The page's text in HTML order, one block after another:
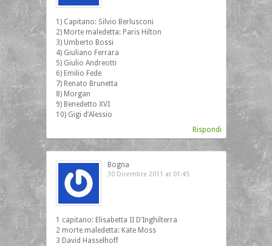
1) Capitano: Silvio Berlusconi
2) Morte maledetta: Paris Hilton
3) Umberto Bossi
4) Giuliano Ferrara
5) Giulio Andreotti
6) Emilio Fede
7) Renato Brunetta
8) Morgan
9) Benedetto XVI
10) Gigi d’Alessio
Rispondi
Bogna
30 Dicembre 2011 at 01:45
1 capitano: Elisabetta II D’Inghilterra
2 morte maledetta: Kate Moss
3 David Hasselhoff